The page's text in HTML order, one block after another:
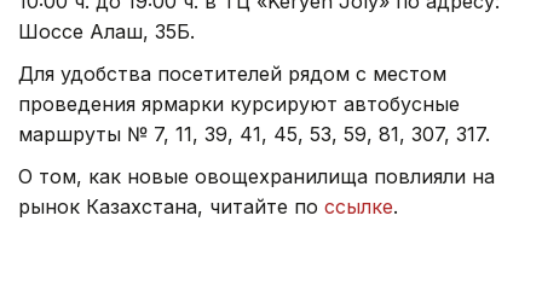
Шоссе Алаш, 35Б.
Для удобства посетителей рядом с местом
проведения ярмарки курсируют автобусные
маршруты № 7, 11, 39, 41, 45, 53, 59, 81, 307, 317.
О том, как новые овощехранилища повлияли на
рынок Казахстана, читайте по ссылке.